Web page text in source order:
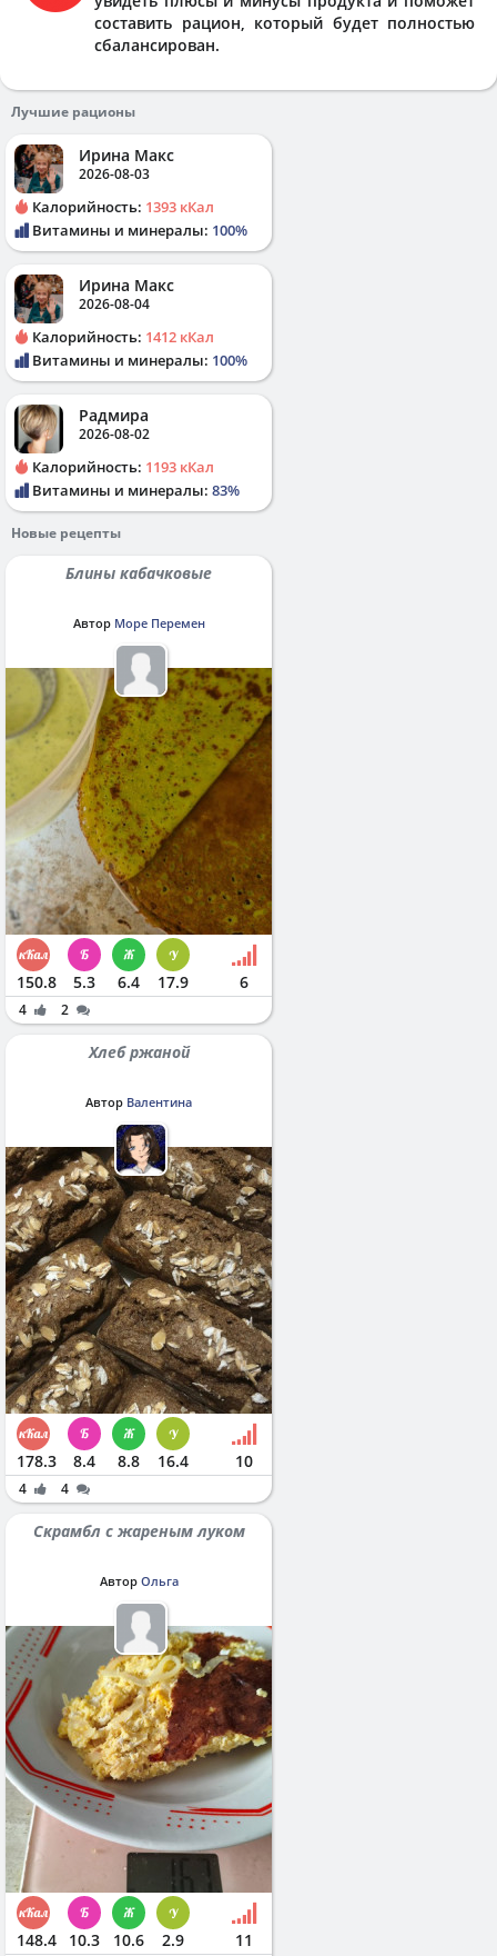
составить рацион, который будет полностью
сбалансирован.
Лучшие рационы
Ирина Макс
2026-08-03
Калорийность: 1393 кКал
Витамины и минералы: 100%
Ирина Макс
2026-08-04
Калорийность: 1412 кКал
Витамины и минералы: 100%
Радмира
2026-08-02
Калорийность: 1193 кКал
Витамины и минералы: 83%
Новые рецепты
Блины кабачковые
Автор Море Перемен
150.8 5.3 6.4 17.9 6
4 2
Хлеб ржаной
Автор Валентина
178.3 8.4 8.8 16.4 10
4 4
Скрамбл с жареным луком
Автор Ольга
148.4 10.3 10.6 2.9 11